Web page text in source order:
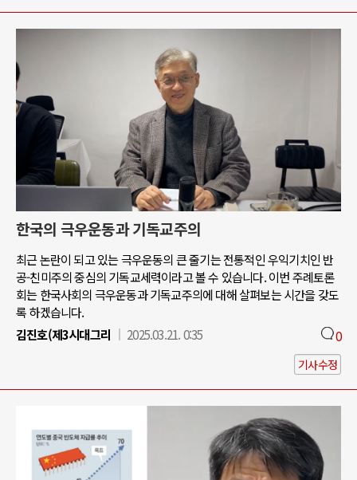
한국의 극우운동과 기독교주의
최근 논란이 되고 있는 극우운동의 큰 줄기는 전통적인 우익기치인 반
공-친미주의 중심의 기독교세력이라고 볼 수 있습니다. 이번 주례토론
회는 한국사회의 극우운동과 기독교주의에 대해 살펴보는 시간을 갖도
록 하겠습니다.
김진호(제3시대그리
2025.03.21. 0:35 0
기사수정